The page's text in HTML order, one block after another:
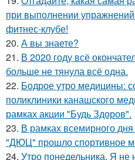
при выполнении
фитнес-клубе!
20. А вы знаете?
21. В 2020 году всё
больше не тянула всё одна.
22. Бодрое утро медицины:
поликлиники канашского
рамках акции "Будь Здоров".
23. В рамках всемирного
"ДЮЦ" прошло спортивное
24. Утро понедельника. Я не